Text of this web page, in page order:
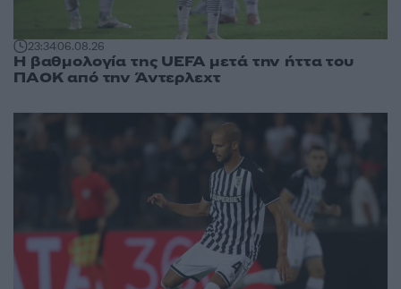
23:3406.08.26
Η βαθμολογία της UEFA μετά την ήττα του
ΠΑΟΚ από την Άντερλεχτ